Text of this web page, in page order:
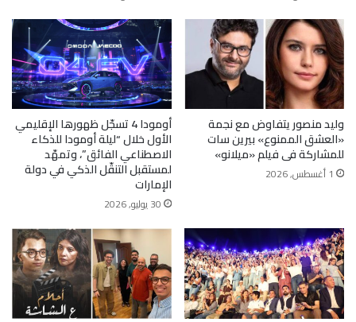
وليد منصور يتفاوض مع نجمة
«العشق الممنوع» بيرين سات
للمشاركة فى فيلم «ميلانو»
1 أغسطس, 2026
أومودا 4 تسجّل ظهورها الإقليمي
الأول خلال “ليلة أومودا للذكاء
الاصطناعي الفائق”، وتمهّد
لمستقبل التنقّل الذكي في دولة
الإمارات
30 يوليو, 2026